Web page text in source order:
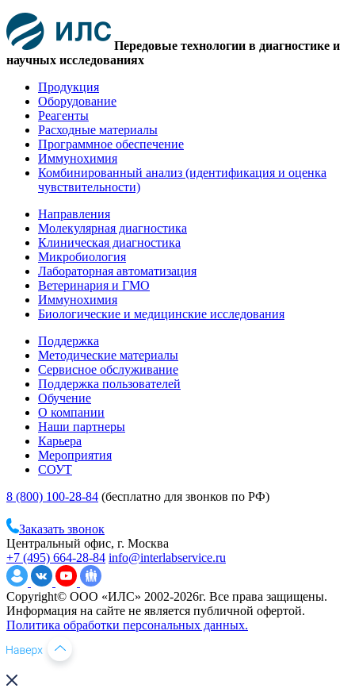
Передовые технологии в диагностике и
научных исследованиях
Продукция
Оборудование
Реагенты
Расходные материалы
Программное обеспечение
Иммунохимия
Комбинированный анализ (идентификация и оценка
чувствительности)
Направления
Молекулярная диагностика
Клиническая диагностика
Микробиология
Лабораторная автоматизация
Ветеринария и ГМО
Иммунохимия
Биологические и медицинские исследования
Поддержка
Методические материалы
Сервисное обслуживание
Поддержка пользователей
Обучение
О компании
Наши партнеры
Карьера
Мероприятия
СОУТ
8 (800) 100-28-84 (бесплатно для звонков по РФ)
Заказать звонок
Центральный офис, г. Москва
+7 (495) 664-28-84 info@interlabservice.ru
Copyright© ООО «ИЛС» 2002-2026г. Все права защищены.
Информация на сайте не является публичной офертой.
Политика обработки персональных данных.